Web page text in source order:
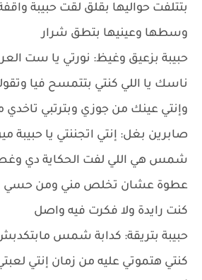
بتتلفت حواليها بقلق لقت حبيبة
وسطها وعينيها بتطق شرار
حبيبة بزعيق وغيظ: نورتي يا ست
ناسك يا اللي كنتي بتتمسح فيا
وإنتي عينك من جوزي وبترتبي تاخدي
صابرين بغل: إنتي اتجننتي يا حبيبة
شمس هي اللي لفت الحكاية دي
عطوة عشان تخلص مني ومن حسي في
كنت رايدة ولا فكرت فيه واصل
حبيبة بتريقة: كدابة شمس
كنتي هتموتي عليه من زمان إنتي